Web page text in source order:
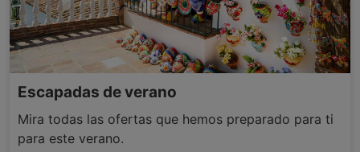
Escapadas de verano
Mira todas las ofertas que hemos preparado para ti
para este verano.